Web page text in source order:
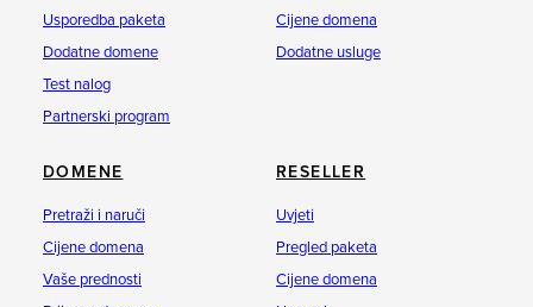
Usporedba paketa
Dodatne domene
Test nalog
Partnerski program
Cijene domena
Dodatne usluge
DOMENE
Pretraži i naruči
Cijene domena
Vaše prednosti
RESELLER
Uvjeti
Pregled paketa
Cijene domena